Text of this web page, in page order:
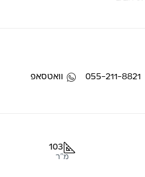
055-211-8821 וואטסאפ
103
מ"ר